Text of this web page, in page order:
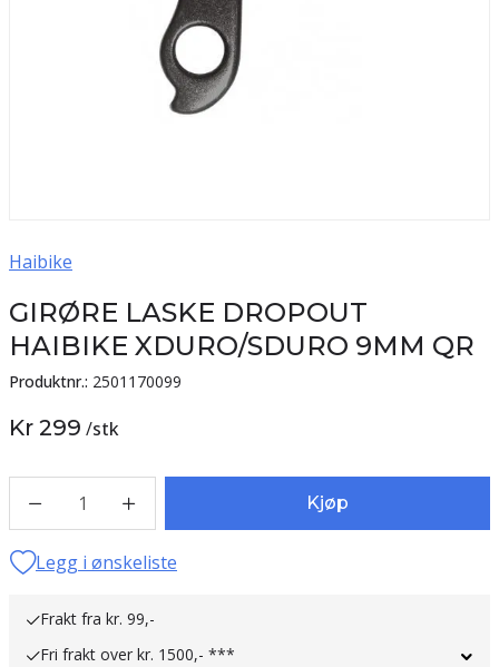
Haibike
GIRØRE LASKE DROPOUT
HAIBIKE XDURO/SDURO 9MM QR
Produktnr.: 2501170099
Kr 299 /stk
1 Kjøp
Legg i ønskeliste
Frakt fra kr. 99,-
Fri frakt over kr. 1500,- ***